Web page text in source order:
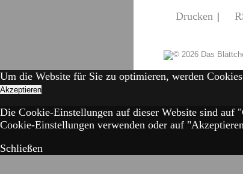
Drucken |
Um die Website für Sie zu optimieren, werden
Akzeptieren
Die Cookie-Einstellungen auf dieser Website sind auf
Cookie-Einstellungen verwenden oder auf
Schließen